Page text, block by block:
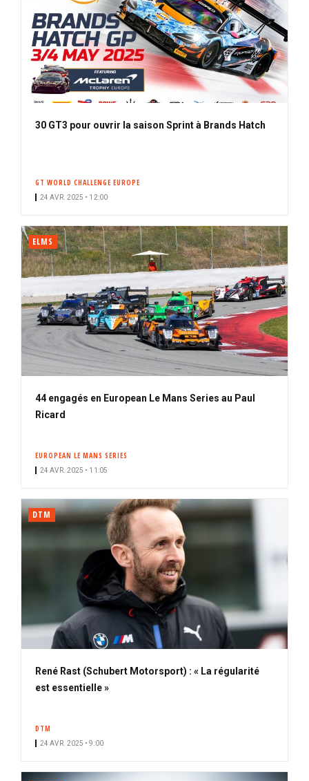
30 GT3 pour ouvrir la saison Sprint à Brands Hatch
GT WORLD CHALLENGE EUROPE
24 AVR. 2025 • 12:00
ELMS
44 engagés en European Le Mans Series au Paul
Ricard
EUROPEAN LE MANS SERIES
24 AVR. 2025 • 11:05
DTM
René Rast (Schubert Motorsport) : « La régularité
est essentielle »
DTM
24 AVR. 2025 • 9:00